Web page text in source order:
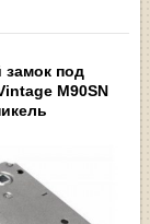
замок под
M90SN